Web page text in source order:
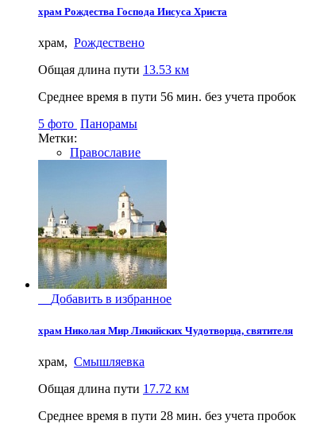
храм Рождества Господа Иисуса Христа
храм, Рождествено
Общая длина пути 13.53 км
Среднее время в пути 56 мин. без учета пробок
5 фото Панорамы
Метки:
Православие
Добавить в избранное
храм Николая Мир Ликийских Чудотворца, святителя
храм, Смышляевка
Общая длина пути 17.72 км
Среднее время в пути 28 мин. без учета пробок